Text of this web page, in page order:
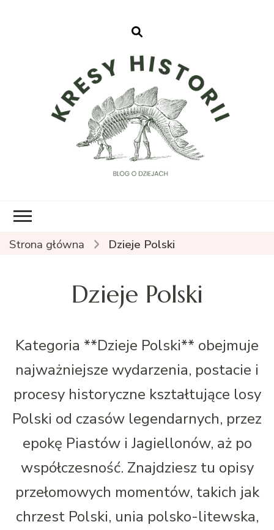
Strona główna Dzieje Polski
Dzieje Polski
Kategoria **Dzieje Polski** obejmuje
najważniejsze wydarzenia, postacie i
procesy historyczne kształtujące losy
Polski od czasów legendarnych, przez
epokę Piastów i Jagiellonów, aż po
współczesność. Znajdziesz tu opisy
przełomowych momentów, takich jak
chrzest Polski, unia polsko-litewska,